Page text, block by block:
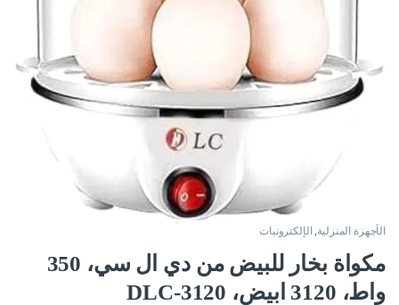
الأجهزة المنزلية,الإلكترونيات
مكواة بخار للبيض من دي ال سي، 350
واط، 3120 ابيض، DLC-3120